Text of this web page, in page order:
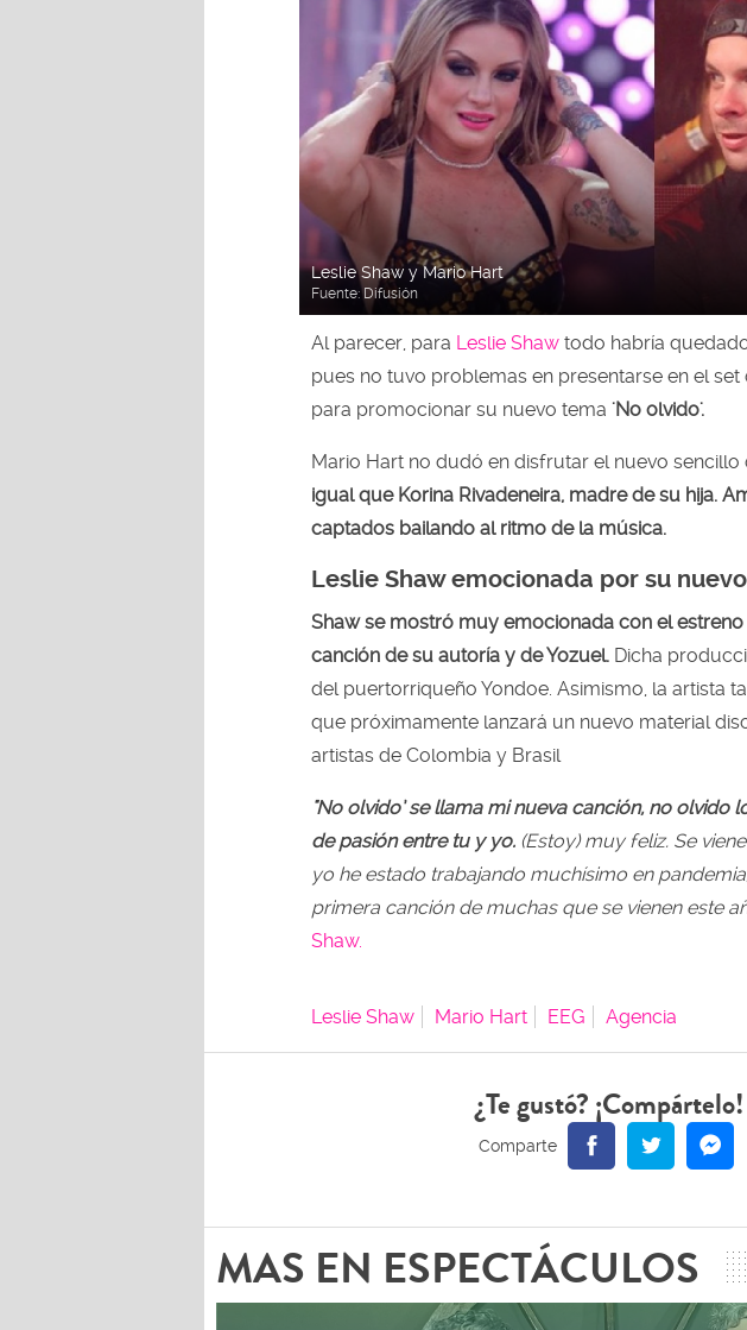
Leslie Shaw y Mario Hart
Fuente:Difusión
Al parecer, para Leslie Shaw todo habría
pues no tuvo problemas en presentarse en el set
para promocionar su nuevo tema 'No olvido'.
Mario Hart no dudó en disfrutar el nuevo sencillo
igual que Korina Rivadeneira, madre de su hija.
captados bailando al ritmo de la música.
Leslie Shaw emocionada por su
Shaw se mostró muy emocionada con el estreno
canción de su autoría y de Yozuel. Dicha
del puertorriqueño Yondoe. Asimismo, la artista
que próximamente lanzará un nuevo material
artistas de Colombia y Brasil
"No olvido’ se llama mi nueva canción, no olvido
de pasión entre tu y yo. (Estoy) muy feliz. Se
yo he estado trabajando muchísimo en
primera canción de muchas que se vienen este
Shaw.
Leslie Shaw Mario Hart EEG Agencia
¿Te gustó? ¡Compártelo!
MAS EN ESPECTÁCULOS